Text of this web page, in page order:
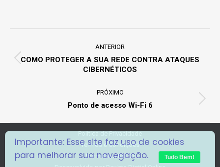
ANTERIOR
Previous
COMO PROTEGER A SUA REDE CONTRA ATAQUES
CIBERNÉTICOS
PRÓXIMO
Next
Ponto de acesso Wi-Fi 6
Termos e Condições
Formulário RGPD
Importante: Esse site faz uso de cookies
para melhorar sua navegação.
Tudo Bem!